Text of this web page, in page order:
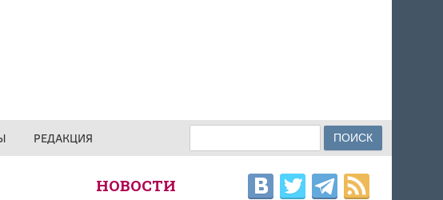
РЕДАКЦИЯ ФОРМА ПОИСКА
НОВОСТИ